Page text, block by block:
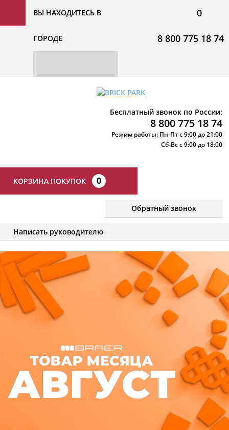
ВЫ НАХОДИТЕСЬ В
ГОРОДЕ
0
8 800 775 18 74
Бесплатный звонок по России:
8 800 775 18 74
Режим работы: Пн-Пт с 9:00 до 21:00
Сб-Вс с 9:00 до 18:00
КОРЗИНА ПОКУПОК 0
Обратный звонок
Написать руководителю